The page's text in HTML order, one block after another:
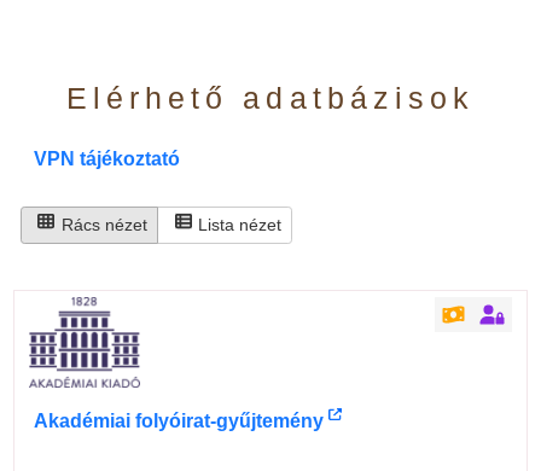
Elérhető adatbázisok
VPN tájékoztató
Rács nézet Lista nézet
Akadémiai folyóirat-gyűjtemény